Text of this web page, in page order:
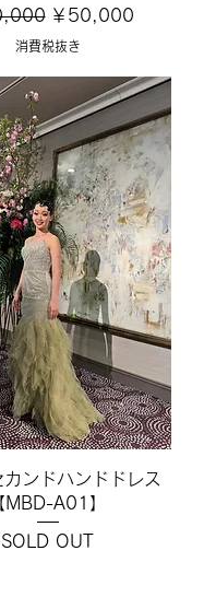
格 セール価格
￥50,000
消費税抜き
イックビュー
カンドハンドドレス
MBD-A01】
SOLD OUT